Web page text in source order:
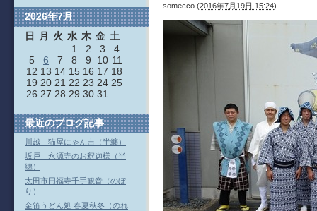
somecco (2016年7月19日 15:24)
2026年7月
日
月 火 水 木 金 土
1
2 3
4
5
6 7 8 9 10 11
12 13 14 15 16 17 18
19 20 21 22 23 24 25
26 27 28 29 30 31
最近のブログ記事
川越 猫屋にゃん吉（半纏）
坂戸 永源寺のお釈迦様（半
纏）
太田市円福寺千手観音（のぼ
り）
金笛うどん処 春夏秋冬（のれ